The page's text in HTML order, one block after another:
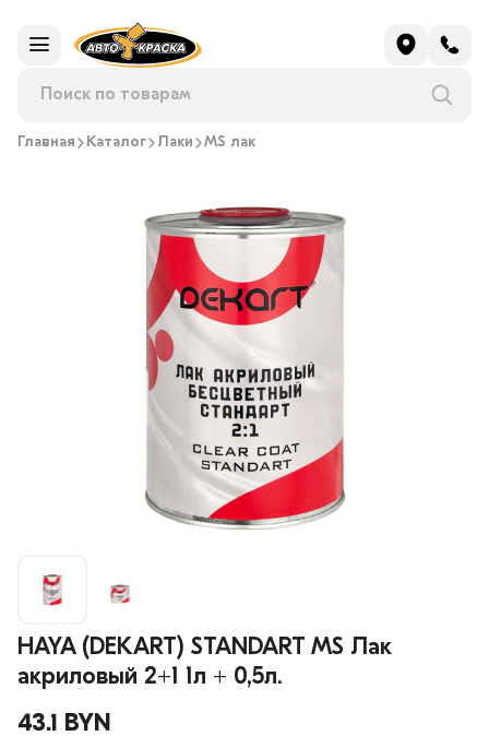
Главная Каталог Лаки MS лак
HAYA (DEKART) STANDART MS Лак
акриловый 2+1 1л + 0,5л.
43.1 BYN